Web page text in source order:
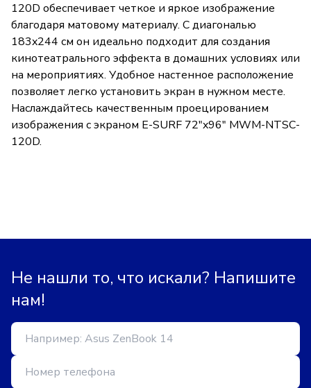
120D обеспечивает четкое и яркое изображение
благодаря матовому материалу. С диагональю
183x244 см он идеально подходит для создания
кинотеатрального эффекта в домашних условиях или
на мероприятиях. Удобное настенное расположение
позволяет легко установить экран в нужном месте.
Наслаждайтесь качественным проецированием
изображения с экраном E-SURF 72"x96" MWM-NTSC-
120D.
Не нашли то, что искали? Напишите
нам!